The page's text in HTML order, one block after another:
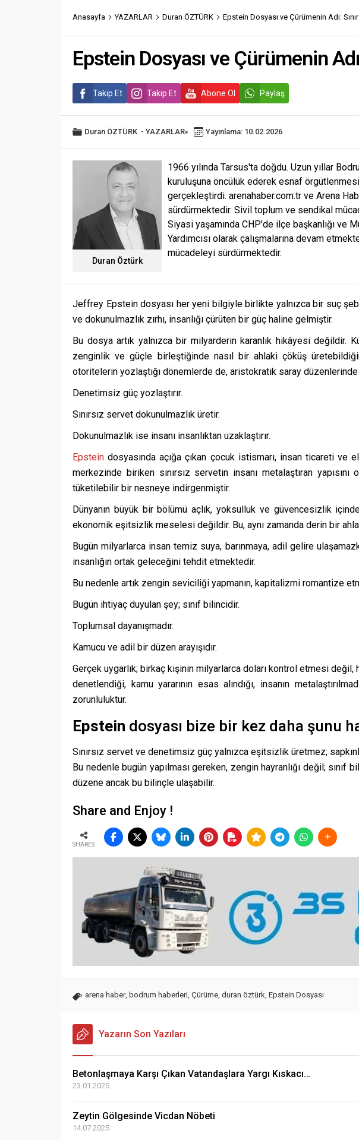
Anasayfa YAZARLAR Duran ÖZTÜRK Epstein Dosyası ve Çürümenin Adı:
Epstein Dosyası ve Çürümenin
Takip Et Takip Et Abone Ol Paylaş
Duran ÖZTÜRK - YAZARLAR Yayınlama: 10.02.2026
Duran Öztürk
1966 yılında Tarsus'ta doğdu. Uzun yıllar
kuruluşuna öncülük ederek esnaf
gerçekleştirdi. arenahaber.com.tr ve Arena
sürdürmektedir. Sivil toplum ve sendikal
Siyasi yaşamında CHP'de ilçe başkanlığı ve
Yardımcısı olarak çalışmalarına devam
mücadeleyi sürdürmektedir.
Jeffrey Epstein dosyası her yeni bilgiyle birlikte yalnızca bir suç
ve dokunulmazlık zırhı, insanlığı çürüten bir güç haline gelmiştir.
Bu dosya artık yalnızca bir milyarderin karanlık hikâyesi değildir.
zenginlik ve güçle birleştiğinde nasıl bir ahlaki çöküş
otoritelerin yozlaştığı dönemlerde de, aristokratik saray düzenlerinde
Denetimsiz güç yozlaştırır.
Sınırsız servet dokunulmazlık üretir.
Dokunulmazlık ise insanı insanlıktan uzaklaştırır.
Epstein dosyasında açığa çıkan çocuk istismarı, insan ticareti
merkezinde biriken sınırsız servetin insanı metalaştıran
tüketilebilir bir nesneye indirgenmiştir.
Dünyanın büyük bir bölümü açlık, yoksulluk ve güvencesizlik
ekonomik eşitsizlik meselesi değildir. Bu, aynı zamanda derin bir
Bugün milyarlarca insan temiz suya, barınmaya, adil gelire
insanlığın ortak geleceğini tehdit etmektedir.
Bu nedenle artık zengin seviciliği yapmanın, kapitalizmi romantize
Bugün ihtiyaç duyulan şey; sınıf bilincidir.
Toplumsal dayanışmadır.
Kamucu ve adil bir düzen arayışıdır.
Gerçek uygarlık; birkaç kişinin milyarlarca doları kontrol etmesi
denetlendiği, kamu yararının esas alındığı, insanın
zorunluluktur.
Epstein dosyası bize bir kez daha şunu
Sınırsız servet ve denetimsiz güç yalnızca eşitsizlik üretmez;
Bu nedenle bugün yapılması gereken, zengin hayranlığı değil;
düzene ancak bu bilinçle ulaşabilir.
Share and Enjoy !
SHARES
arena haber, bodrum haberleri Çürüme duran öztürk Epstein Dosyası
Yazarın Son Yazıları
Betonlaşmaya Karşı Çıkan Vatandaşlara Yargı Kıskacı…
23.01.2025
Zeytin Gölgesinde Vicdan Nöbeti
14.07.2025